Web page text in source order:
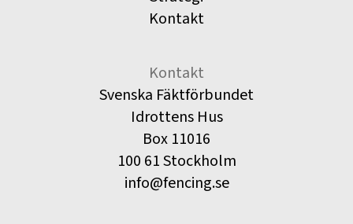
Kontakt
Kontakt
Svenska Fäktförbundet
Idrottens Hus
Box 11016
100 61 Stockholm
info@fencing.se